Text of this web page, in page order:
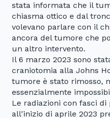
stata informata che il
chiasma ottico e dal
volevano parlare con il
ancora del tumore che
un altro intervento.
Il 6 marzo 2023 sono
craniotomia alla Johns
tumore è stato rimosso,
essenzialmente
Le radiazioni con fasci di
all'inizio di aprile 2023